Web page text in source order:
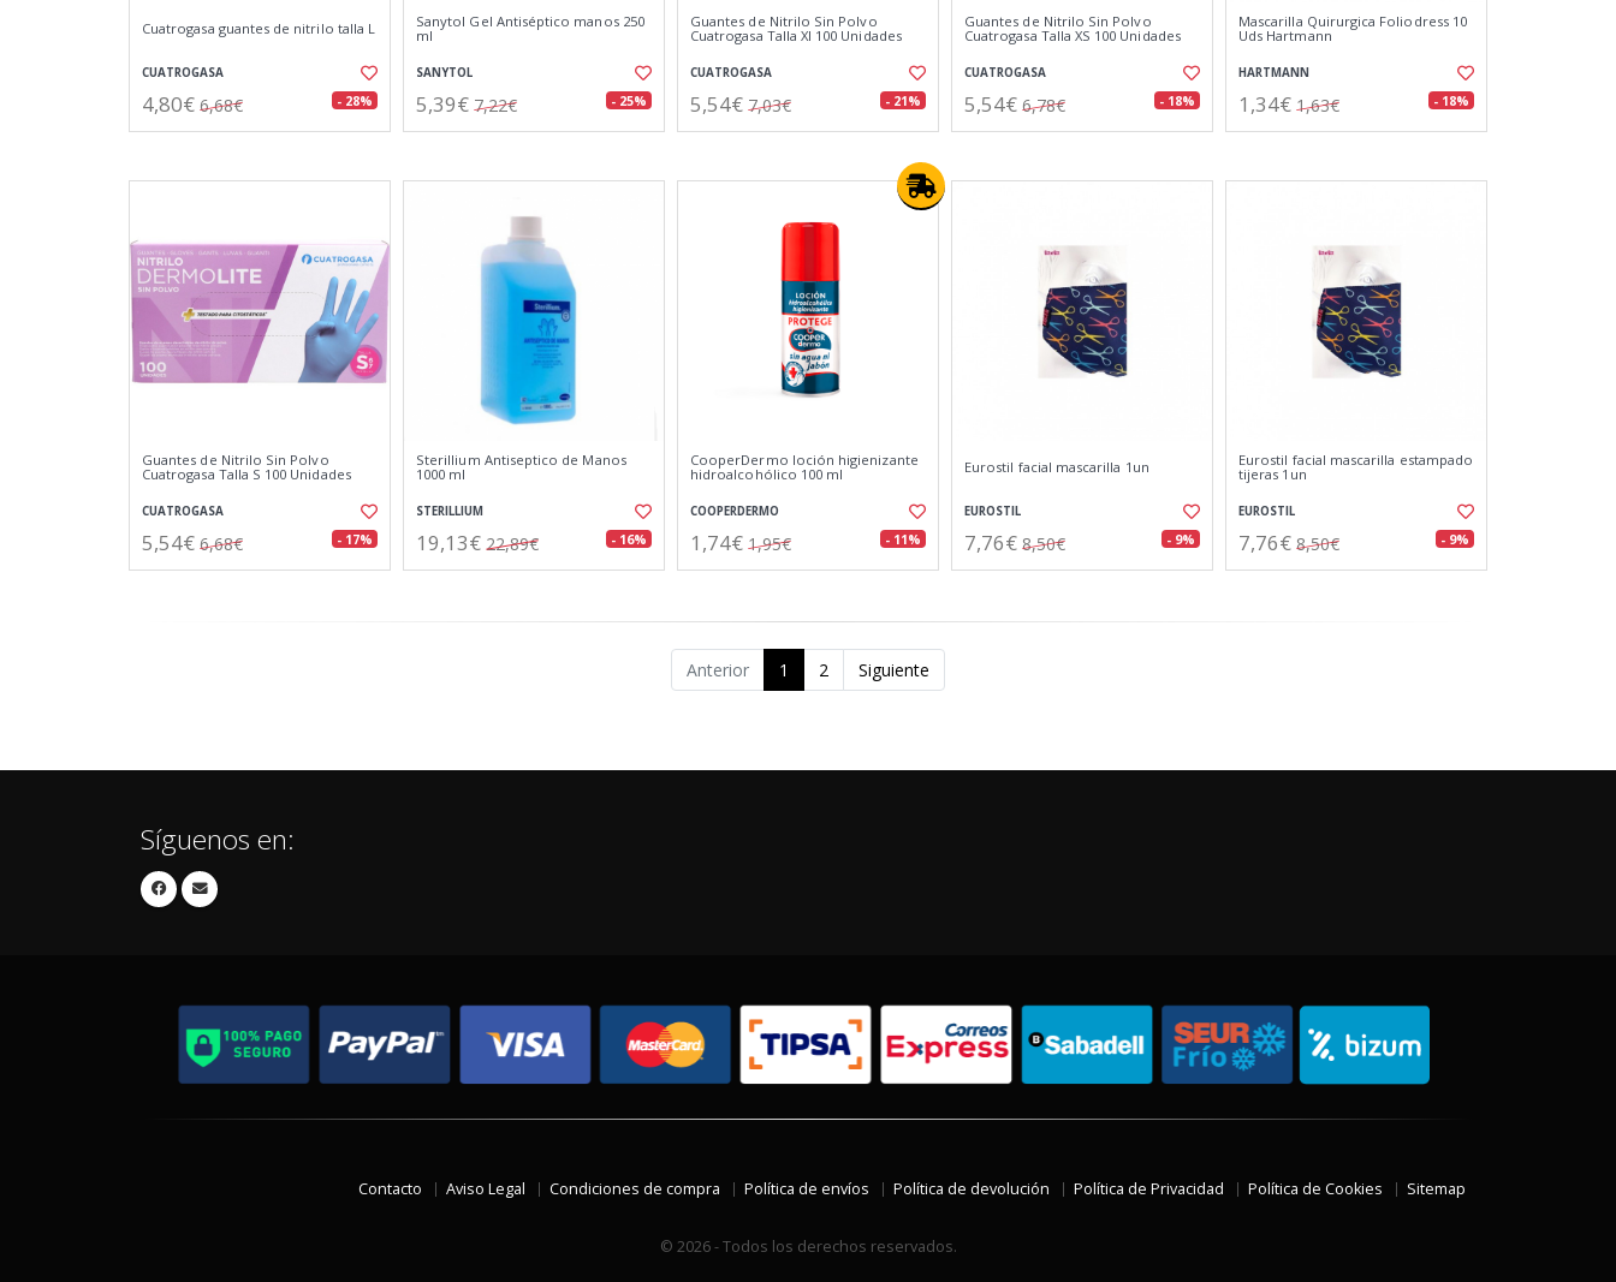
Cuatrogasa guantes de nitrilo talla L
CUATROGASA
4,80€ 6,68€ - 28%
Sanytol Gel Antiséptico manos 250
ml
SANYTOL
5,39€ 7,22€ - 25%
Guantes de Nitrilo Sin Polvo
Cuatrogasa Talla Xl 100 Unidades
CUATROGASA
5,54€ 7,03€ - 21%
Guantes de Nitrilo Sin Polvo
Cuatrogasa Talla XS 100 Unidades
CUATROGASA
5,54€ 6,78€ - 18%
Mascarilla Quirurgica Foliodress 10
Uds Hartmann
HARTMANN
1,34€ 1,63€ - 18%
Guantes de Nitrilo Sin Polvo
Cuatrogasa Talla S 100 Unidades
CUATROGASA
5,54€ 6,68€ - 17%
Sterillium Antiseptico de Manos
1000 ml
STERILLIUM
19,13€ 22,89€ - 16%
CooperDermo loción higienizante
hidroalcohólico 100 ml
COOPERDERMO
1,74€ 1,95€ - 11%
Eurostil facial mascarilla 1un
EUROSTIL
7,76€ 8,50€ - 9%
Eurostil facial mascarilla estampado
tijeras 1un
EUROSTIL
7,76€ 8,50€ - 9%
Anterior 1 2 Siguiente
Síguenos en:
Contacto Aviso Legal Condiciones de compra Política de envíos Política de devolución Política de Privacidad Política de Cookies Sitemap
© 2026 - Todos los derechos reservados.